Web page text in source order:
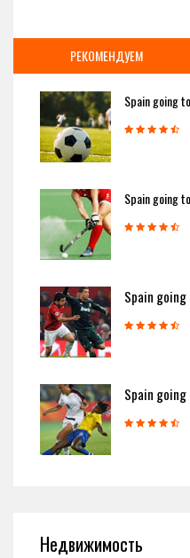
РЕКОМЕНДУЕМ
Spain going
Spain going
Spain
Spain
Недвижимость